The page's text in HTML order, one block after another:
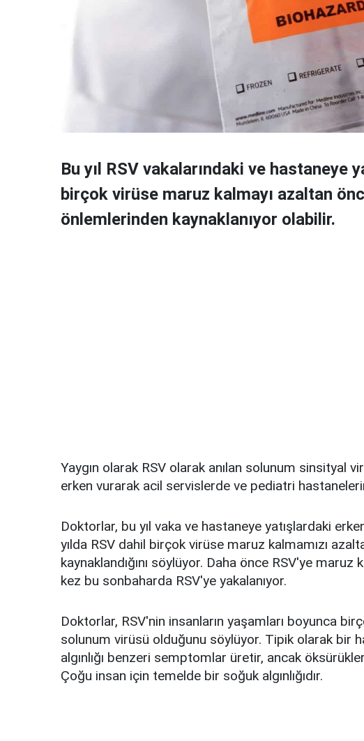
Bu yıl RSV vakalarındaki ve hastaneye
birçok virüse maruz kalmayı azaltan
önlemlerinden kaynaklanıyor olabilir.
Yaygın olarak RSV olarak anılan solunum sinsityal
erken vurarak acil servislerde ve pediatri
Doktorlar, bu yıl vaka ve hastaneye yatışlardaki
yılda RSV dahil birçok virüse maruz kalmamızı
kaynaklandığını söylüyor. Daha önce RSV'ye
kez bu sonbaharda RSV'ye yakalanıyor.
Doktorlar, RSV'nin insanların yaşamları boyunca
solunum virüsü olduğunu söylüyor. Tipik olarak bir
algınlığı benzeri semptomlar üretir, ancak
Çoğu insan için temelde bir soğuk algınlığıdır.